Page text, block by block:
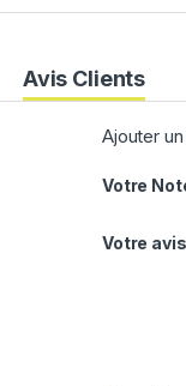
Avis Clients
Ajouter
Votre
Votre avis